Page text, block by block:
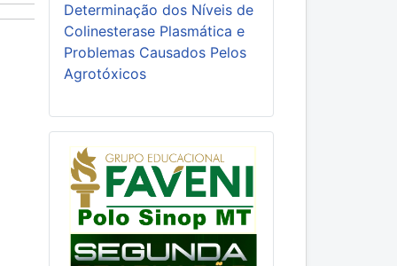
Determinação dos Níveis de
Colinesterase Plasmática e
Problemas Causados Pelos
Agrotóxicos